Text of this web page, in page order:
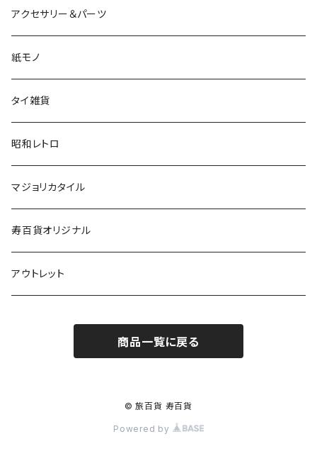
アクセサリー＆パーツ
紙モノ
タイ雑貨
昭和レトロ
マジョリカタイル
寿百貨オリジナル
アウトレット
商品一覧に戻る
© 旅百貨 寿百貨
Powered by